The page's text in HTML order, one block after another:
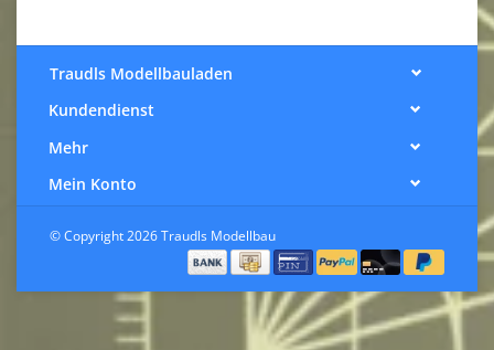
Traudls Modellbauladen
Kundendienst
Mehr
Mein Konto
© Copyright 2026 Traudls Modellbau